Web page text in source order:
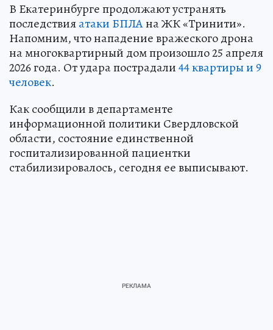
В Екатеринбурге продолжают устранять
последствияатаки БПЛАна ЖК «Тринити».
Напомним, что нападение вражеского дрона
на многоквартирный дом произошло 25 апреля
2026 года. От удара пострадали44 квартиры и 9
человек.
Как сообщили в департаменте
информационной политики Свердловской
области, состояние единственной
госпитализированной пациентки
стабилизировалось, сегодня ее выписывают.